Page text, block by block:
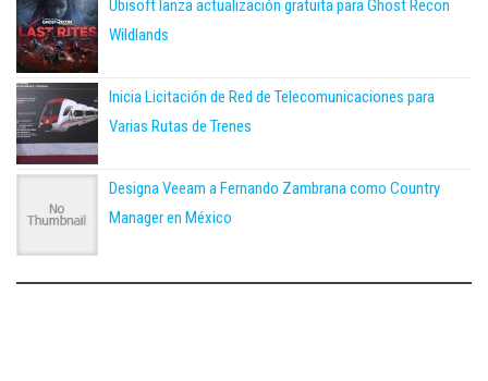
Ubisoft lanza actualización gratuita para Ghost Recon
Wildlands
Inicia Licitación de Red de Telecomunicaciones para
Varias Rutas de Trenes
Designa Veeam a Fernando Zambrana como Country
Manager en México